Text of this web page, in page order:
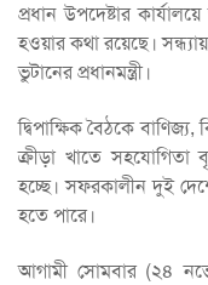
প্রধান উপদেষ্টার
হওয়ার কথা রয়েছে।
ভুটানের প্রধানমন্ত্রী।
দ্বিপাক্ষিক বৈঠকে
ক্রীড়া খাতে
হচ্ছে। সফরকালীন দুই
হতে পারে।
আগামী সোমবার (২৪